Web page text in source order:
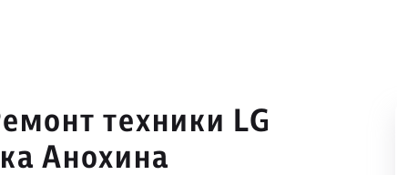
техники LG
Анохина